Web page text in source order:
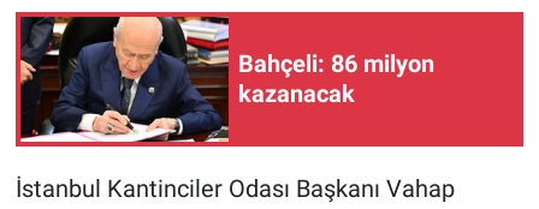
Bahçeli: 86 milyon
kazanacak
İstanbul Kantinciler Odası Başkanı Vahap
Teknoloji
Türkiye'nin Geleceği